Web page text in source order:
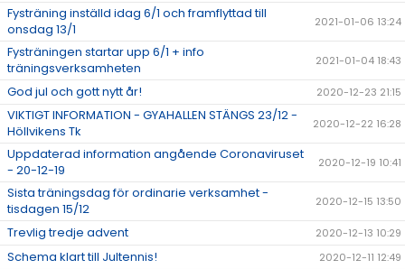
Fysträning inställd idag 6/1 och framflyttad till
onsdag 13/1
2021-01-06 13:24
Fysträningen startar upp 6/1 + info
träningsverksamheten
2021-01-04 18:43
God jul och gott nytt år! 2020-12-23 21:15
VIKTIGT INFORMATION - GYAHALLEN STÄNGS 23/12 -
Höllvikens Tk
2020-12-22 16:28
Uppdaterad information angående Coronaviruset
- 20-12-19
2020-12-19 10:41
Sista träningsdag för ordinarie verksamhet -
tisdagen 15/12
2020-12-15 13:50
Trevlig tredje advent 2020-12-13 10:29
Schema klart till Jultennis! 2020-12-11 12:49